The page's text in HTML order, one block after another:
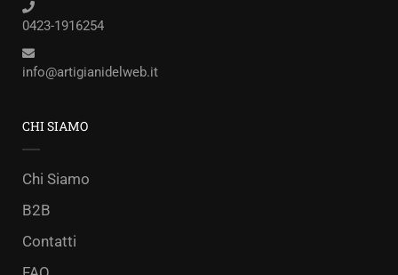
0423-1916254
info@artigianidelweb.it
CHI SIAMO
Chi Siamo
B2B
Contatti